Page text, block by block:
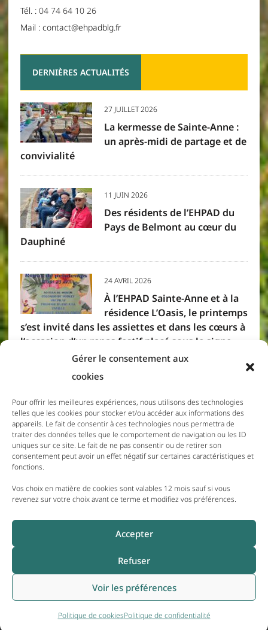
Gérer le consentement aux
cookies
Pour offrir les meilleures expériences, nous utilisons des technologies
telles que les cookies pour stocker et/ou accéder aux informations des
appareils. Le fait de consentir à ces technologies nous permettra de
traiter des données telles que le comportement de navigation ou les ID
uniques sur ce site. Le fait de ne pas consentir ou de retirer son
consentement peut avoir un effet négatif sur certaines caractéristiques et
fonctions.
Vos choix en matière de cookies sont valables 12 mois sauf si vous
revenez sur votre choix avant ce terme et modifiez vos préférences.
Accepter
Refuser
Voir les préférences
Politique de cookiesPolitique de confidentialité
Tél. : 04 74 64 10 26
Mail : contact@ehpadblg.fr
DERNIÈRES ACTUALITÉS
27 JUILLET 2026
La kermesse de Sainte-Anne :
un après-midi de partage et de
convivialité
11 JUIN 2026
Des résidents de l’EHPAD du
Pays de Belmont au cœur du
Dauphiné
24 AVRIL 2026
À l’EHPAD Sainte-Anne et à la
résidence L’Oasis, le printemps
s’est invité dans les assiettes et dans les cœurs à
l’occasion d’un repas festif placé sous le signe
des saveurs créoles. Résidents et membres du
personnel se sont réunis pour partager un
moment convivial, où la gourmandise et la
bonne humeur étaient à l’honneur.
11 DÉCEMBRE 2025
Menus du 15 au 21 Décembre
du Téléthon
RESERVES|MENTIONS LÉGALES|POLITIQUE DE CONFIDENTIALITÉ